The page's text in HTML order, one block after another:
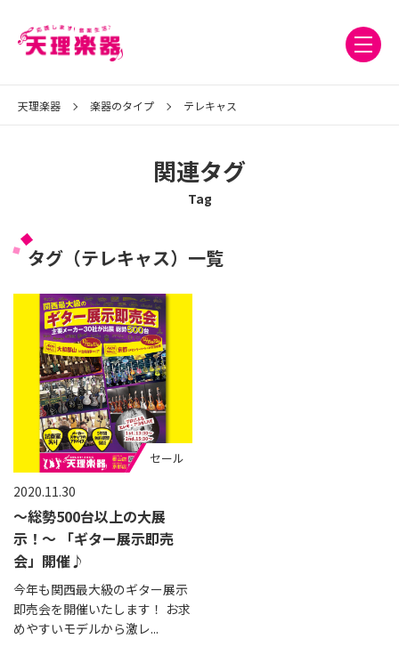
天理楽器 楽器のタイプ テレキャス
関連タグ
Tag
タグ（テレキャス）一覧
2020.11.30
～総勢500台以上の大展
示！～ 「ギター展示即売
会」開催♪
今年も関西最大級のギター展示
即売会を開催いたします！ お求
めやすいモデルから激レ...
セール